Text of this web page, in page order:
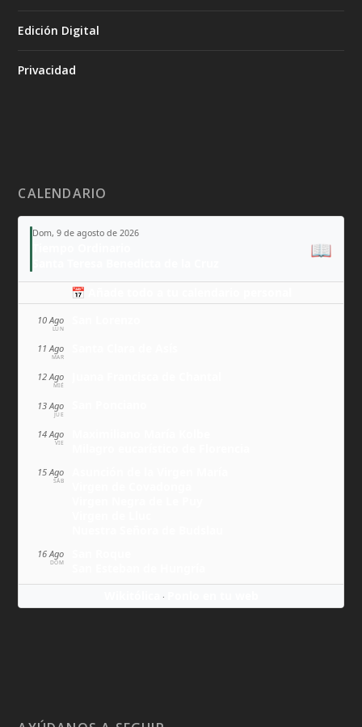
Edición Digital
Privacidad
CALENDARIO
Dom, 9 de agosto de 2026
📖
📅 Añade todo a tu calendario personal
10 Ago
LUN
11 Ago
MAR
12 Ago
MIÉ
13 Ago
JUE
14 Ago
VIE
15 Ago
SÁB
16 Ago
DOM
·